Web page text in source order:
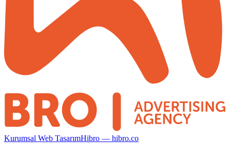
Kurumsal Web TasarımHibro — hibro.co